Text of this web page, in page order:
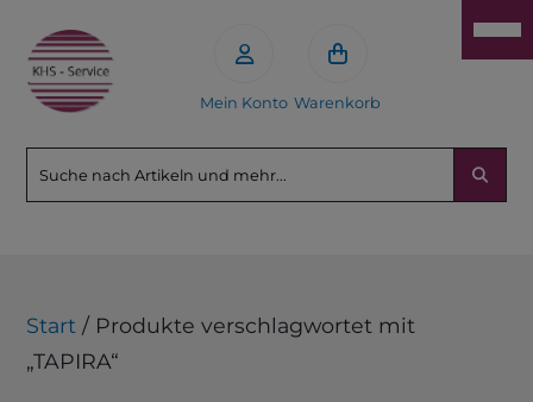
Mein Konto Warenkorb
Start / Produkte verschlagwortet mit
„TAPIRA“